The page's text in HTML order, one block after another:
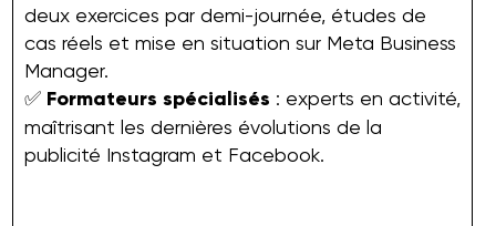
deux exercices par demi-journée, études de
cas réels et mise en situation sur Meta Business
Manager.
✅ Formateurs spécialisés : experts en activité,
maîtrisant les dernières évolutions de la
publicité Instagram et Facebook.